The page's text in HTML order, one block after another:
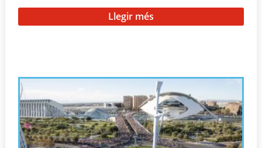
Llegir més